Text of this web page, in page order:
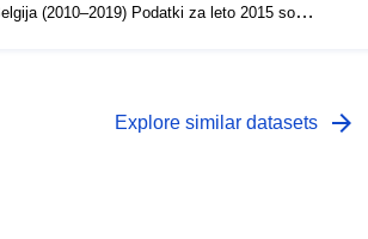
(2010–2019) Podatki za leto 2015 so
spletni strani Statbel.Explore similar datasets arrow_forward